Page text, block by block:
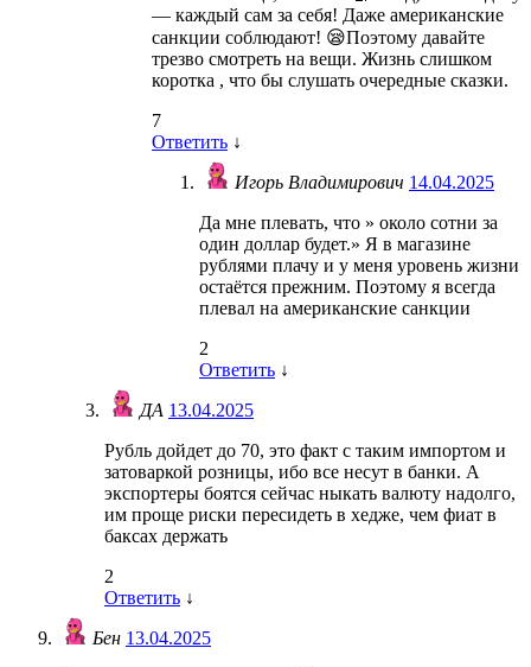
— каждый сам за себя! Даже американские
санкции соблюдают! 😪Поэтому давайте
трезво смотреть на вещи. Жизнь слишком
коротка , что бы слушать очередные сказки.
7
Ответить ↓
Игорь Владимирович 14.04.2025
Да мне плевать, что » около сотни за
один доллар будет.» Я в магазине
рублями плачу и у меня уровень жизни
остаётся прежним. Поэтому я всегда
плевал на американские санкции
2
Ответить ↓
ДА 13.04.2025
Рубль дойдет до 70, это факт с таким импортом и
затоваркой розницы, ибо все несут в банки. А
экспортеры боятся сейчас ныкать валюту надолго,
им проще риски пересидеть в хедже, чем фиат в
баксах держать
2
Ответить ↓
Бен 13.04.2025